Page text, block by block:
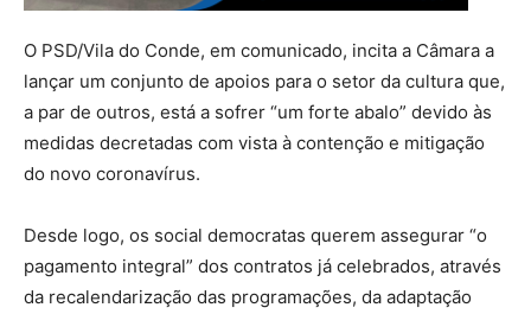
O PSD/Vila do Conde, em comunicado, incita a Câmara a
lançar um conjunto de apoios para o setor da cultura que,
a par de outros, está a sofrer “um forte abalo” devido às
medidas decretadas com vista à contenção e mitigação
do novo coronavírus.
Desde logo, os social democratas querem assegurar “o
pagamento integral” dos contratos já celebrados, através
da recalendarização das programações, da adaptação